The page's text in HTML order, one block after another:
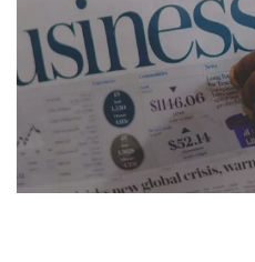
conference is intended
semiconductor
professional experts,